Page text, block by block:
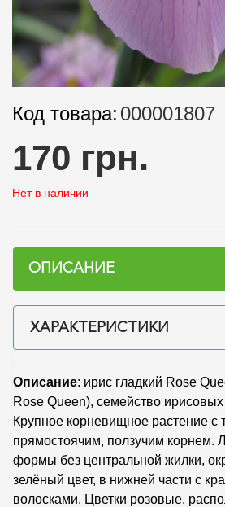
Код товара: 000001807
170 грн.
Нет в наличии
ОПИСАНИЕ
ХАРАКТЕРИСТИКИ
Описание: ирис гладкий Rose
Rose Queen), семейство ирисовых
Крупное корневищное растение с
прямостоячим, ползучим корнем.
формы без центральной жилки,
зелёный цвет, в нижней части с
волосками. Цветки розовые,